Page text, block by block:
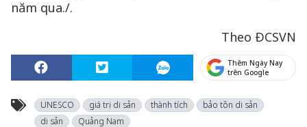
năm qua./.
Theo ĐCSVN
Thêm Ngày Nay
trên Google
UNESCO giá trị di sản thành tích
bảo tồn di sản
di sản
Quảng Nam